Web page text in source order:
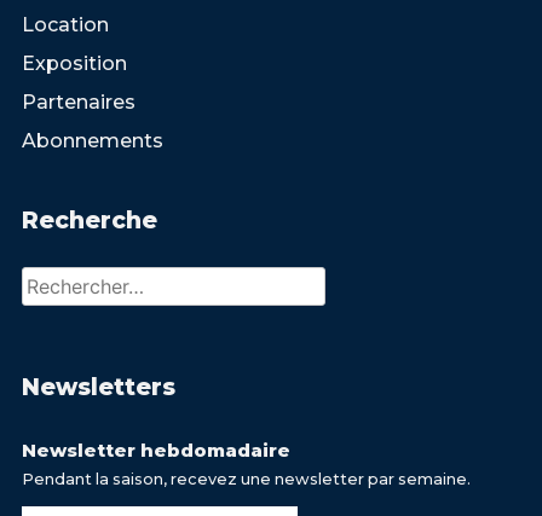
Location
Exposition
Partenaires
Abonnements
Recherche
Rechercher :
Newsletters
Newsletter hebdomadaire
Pendant la saison, recevez une newsletter par semaine.